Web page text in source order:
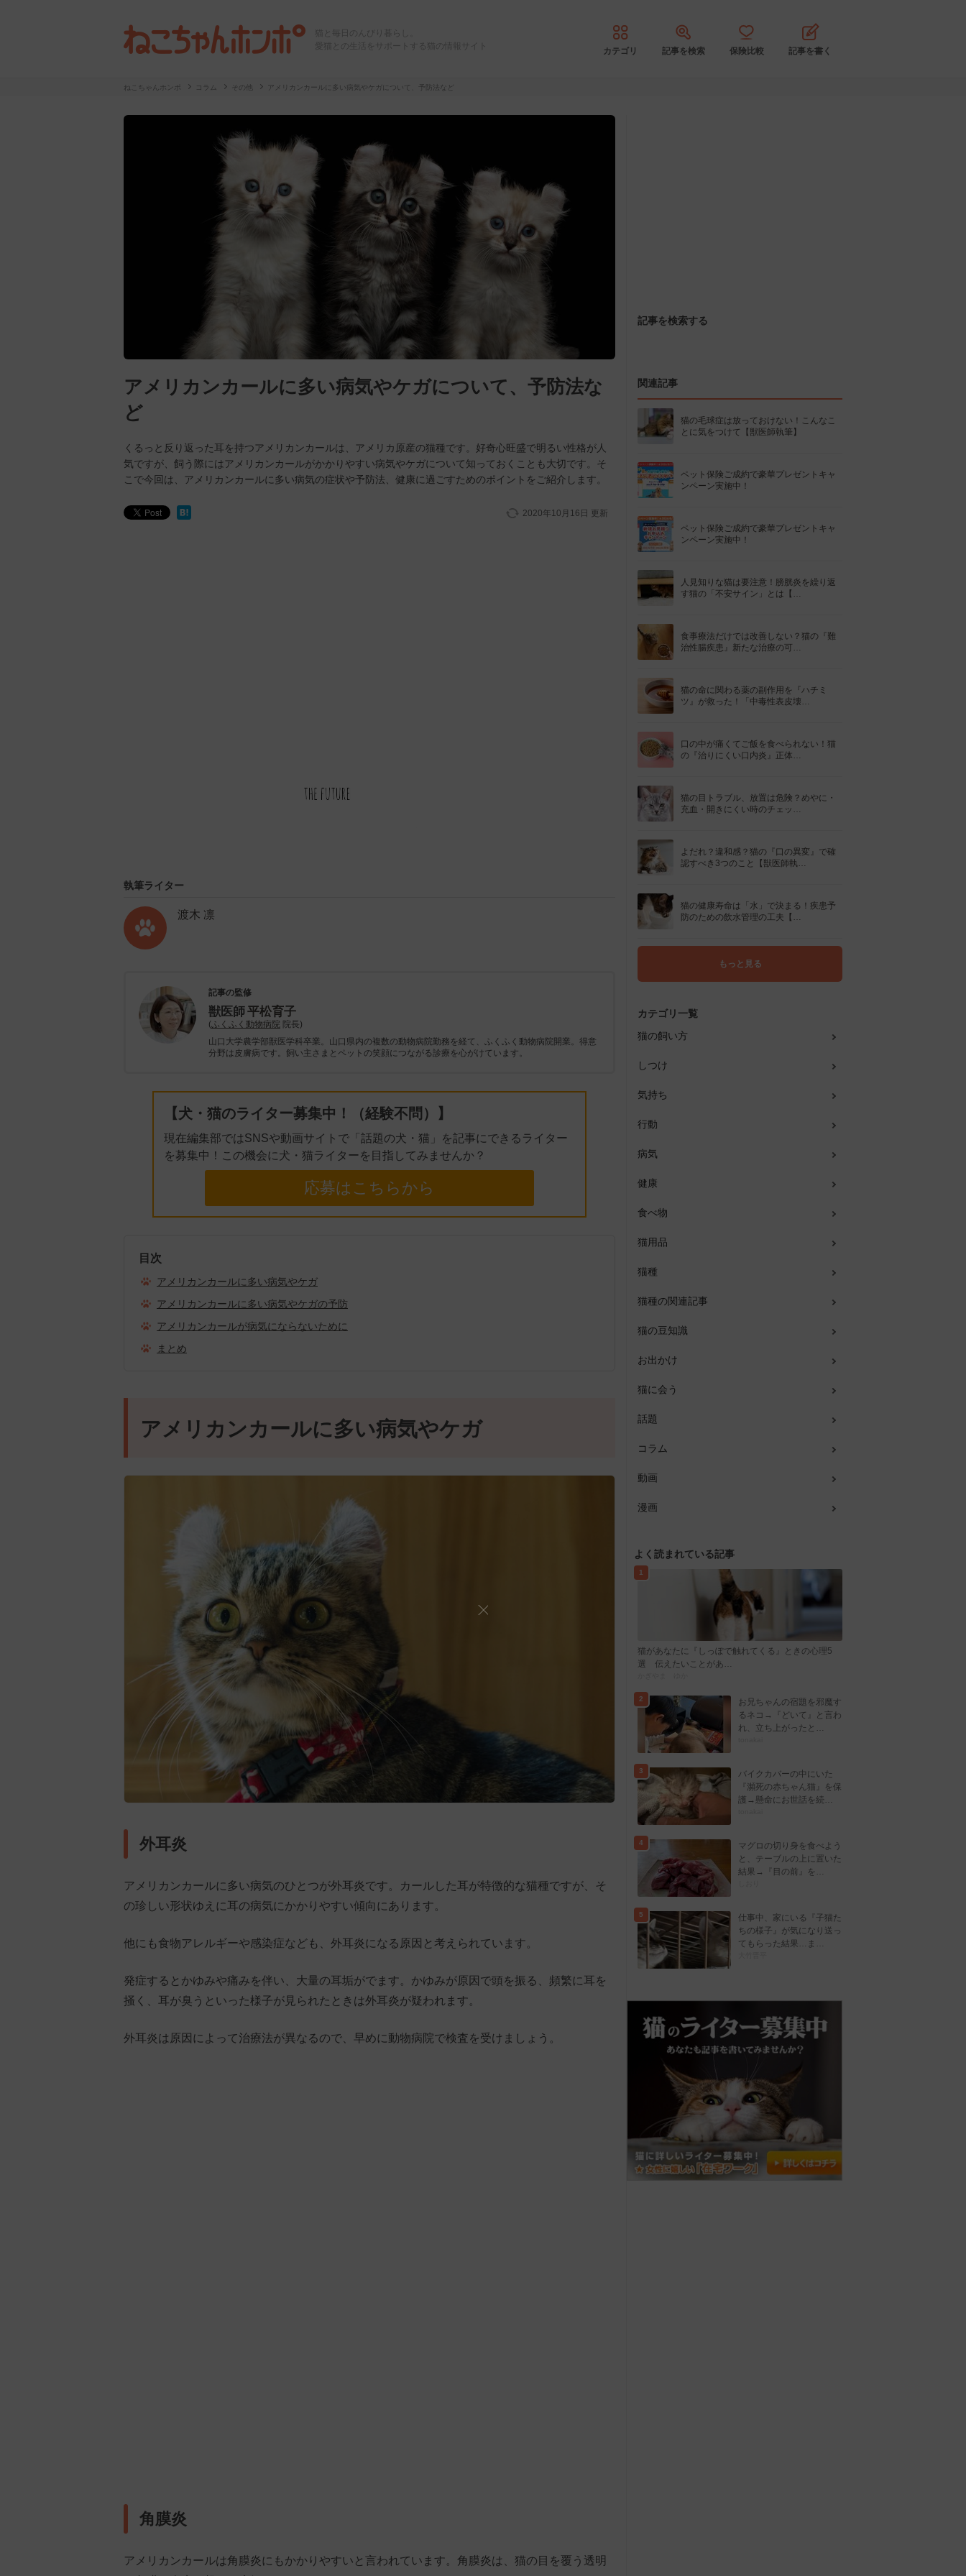
猫と毎日のんびり暮らし。
愛猫との生活をサポートする猫の情報サイト
カテゴリ 記事を検索 保険比較 記事を書く
ねこちゃんホンポ コラム その他 アメリカンカールに多い病気やケガについて、予防法など
アメリカンカールに多い病気やケガについて、予防法な
ど
くるっと反り返った耳を持つアメリカンカールは、アメリカ原産の猫種です。好奇心旺盛で明るい性格が人
気ですが、飼う際にはアメリカンカールがかかりやすい病気やケガについて知っておくことも大切です。そ
こで今回は、アメリカンカールに多い病気の症状や予防法、健康に過ごすためのポイントをご紹介します。
2020年10月16日 更新
執筆ライター
渡木 凛
記事の監修
獣医師平松育子
(ふくふく動物病院 院長)
山口大学農学部獣医学科卒業。山口県内の複数の動物病院勤務を経て、ふくふく動物病院開業。得意
分野は皮膚病です。飼い主さまとペットの笑顔につながる診療を心がけています。
【犬・猫のライター募集中！（経験不問）】
現在編集部ではSNSや動画サイトで「話題の犬・猫」を記事にできるライター
を募集中！この機会に犬・猫ライターを目指してみませんか？
応募はこちらから
目次
アメリカンカールに多い病気やケガ
アメリカンカールに多い病気やケガの予防
アメリカンカールが病気にならないために
まとめ
アメリカンカールに多い病気やケガ
外耳炎
アメリカンカールに多い病気のひとつが外耳炎です。カールした耳が特徴的な猫種ですが、そ
の珍しい形状ゆえに耳の病気にかかりやすい傾向にあります。
他にも食物アレルギーや感染症なども、外耳炎になる原因と考えられています。
発症するとかゆみや痛みを伴い、大量の耳垢がでます。かゆみが原因で頭を振る、頻繁に耳を
掻く、耳が臭うといった様子が見られたときは外耳炎が疑われます。
外耳炎は原因によって治療法が異なるので、早めに動物病院で検査を受けましょう。
角膜炎
アメリカンカールは角膜炎にもかかりやすいと言われています。角膜炎は、猫の目を覆う透明
記事を検索する
関連記事
猫の毛球症は放っておけない！こんなこ
とに気をつけて【獣医師執筆】
ペット保険ご成約で豪華プレゼントキャ
ンペーン実施中！
ペット保険ご成約で豪華プレゼントキャ
ンペーン実施中！
人見知りな猫は要注意！膀胱炎を繰り返
す猫の「不安サイン」とは【…
食事療法だけでは改善しない？猫の『難
治性腸疾患』新たな治療の可…
猫の命に関わる薬の副作用を『ハチミ
ツ』が救った！「中毒性表皮壊…
口の中が痛くてご飯を食べられない！猫
の『治りにくい口内炎』正体…
猫の目トラブル、放置は危険？めやに・
充血・開きにくい時のチェッ…
よだれ？違和感？猫の『口の異変』で確
認すべき3つのこと【獣医師執…
猫の健康寿命は「水」で決まる！疾患予
防のための飲水管理の工夫【…
もっと見る
カテゴリ一覧
猫の飼い方
しつけ
気持ち
行動
病気
健康
食べ物
猫用品
猫種
猫種の関連記事
猫の豆知識
お出かけ
猫に会う
話題
コラム
動画
漫画
よく読まれている記事
1
猫があなたに『しっぽで触れてくる』ときの心理5
選 伝えたいことがあ…
2
お兄ちゃんの宿題を邪魔す
るネコ→『どいて』と言わ
れ、立ち上がったと…
3
バイクカバーの中にいた
『瀕死の赤ちゃん猫』を保
護→懸命にお世話を続…
4
マグロの切り身を食べよう
と、テーブルの上に置いた
結果→『目の前』を…
5
仕事中、家にいる『子猫た
ちの様子』が気になり送っ
てもらった結果…ま…